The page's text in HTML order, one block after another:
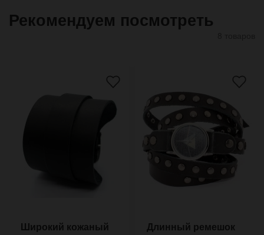
Рекомендуем посмотреть
Широкий кожаный
Длинный ремешок